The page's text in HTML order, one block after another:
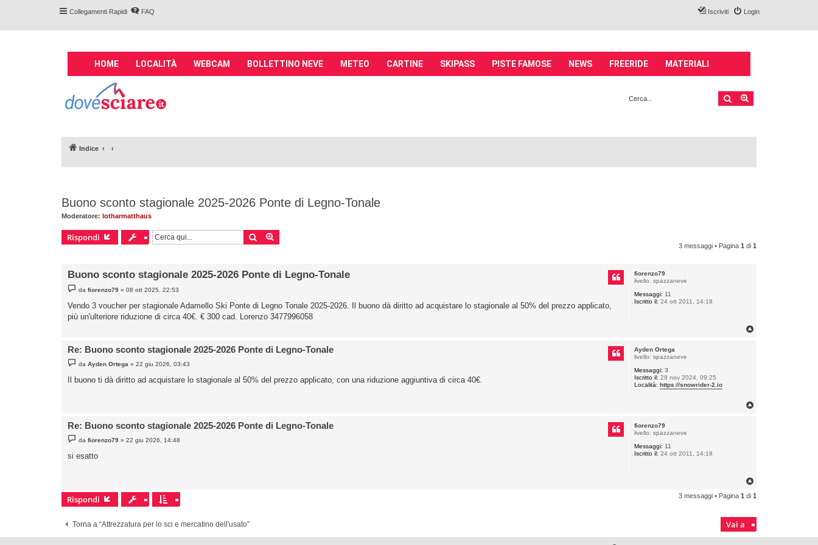
Collegamenti Rapidi FAQ Login
Iscriviti
M
n
n
v
i
g
i
o
n
HOME LOCALITÀ WEBCAM BOLLETTINO NEVE METEO CARTINE SKIPASS PISTE FAMOSE NEWS FREERIDE MATERIALI
Cerca
Indice
Buono sconto stagionale 2025-2026 Ponte di Legno-Tonale
Moderatore: lotharmatthaus
Rispondi Cerca
3 messaggi • Pagina 1 di 1
fiorenzo79
livello: spazzaneve
Messaggi: 11
Iscritto il: 24 ott 2011, 14:18
Buono sconto stagionale 2025-2026 Ponte di Legno-Tonale
M
e
s
a
dafiorenzo79 »08 ott 2025, 22:53
Vendo 3 voucher per stagionale Adamello Ski Ponte di Legno Tonale 2025-2026. Il buono dà diritto ad acquistare lo stagionale al 50% del prezzo applicato,
più un'ulteriore riduzione di circa 40€. € 300 cad. Lorenzo 3477996058
Ayden Ortega
livello: spazzaneve
Messaggi: 3
Iscritto il: 28 nov 2024, 09:25
Località: https://snowrider-2.io
Re: Buono sconto stagionale 2025-2026 Ponte di Legno-Tonale
M
e
s
daAyden Ortega »22 giu 2026, 03:43
Il buono ti dà diritto ad acquistare lo stagionale al 50% del prezzo applicato, con una riduzione aggiuntiva di circa 40€.
fiorenzo79
livello: spazzaneve
Messaggi: 11
Iscritto il: 24 ott 2011, 14:18
Re: Buono sconto stagionale 2025-2026 Ponte di Legno-Tonale
M
e
s
dafiorenzo79 »22 giu 2026, 14:48
si esatto
p
Rispondi 3 messaggi • Pagina 1 di 1
Torna a “Attrezzatura per lo sci e mercatino dell'usato” Vai a